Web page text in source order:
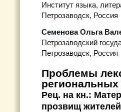
Институт языка,
Петрозаводск, Россия
Семенова Ольга
Петрозаводский
Петрозаводск, Россия
Проблемы
Рец. на кн.:
прозвищ